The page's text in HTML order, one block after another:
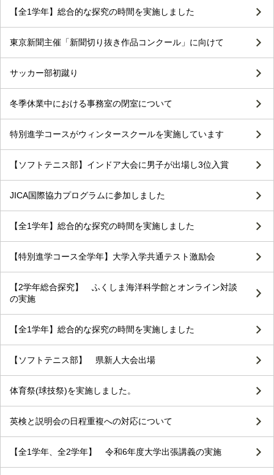
【全1学年】総合的な探究の時間を実施しました
東京新聞主催「新聞切り抜き作品コンクール」に向けて
サッカー部初蹴り
冬季休業中における事務室の閉室について
特別進学コースがウィンタースクールを実施しています
【ソフトテニス部】インドア大会に男子が出場し3位入賞
JICA国際協力プログラムに参加しました
【全1学年】総合的な探究の時間を実施しました
【特別進学コース全学年】大学入学共通テスト激励会
【2学年総合探究】 ふくしま海洋科学館とオンライン対談
の実施
【全1学年】総合的な探究の時間を実施しました
【ソフトテニス部】 県新人大会出場
体育祭(球技祭)を実施しました。
英検と説明会の日程重複への対応について
【全1学年、全2学年】 令和6年度大学出張講義の実施